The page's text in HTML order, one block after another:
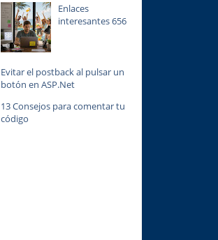
Enlaces
interesantes 656
Evitar el postback al pulsar un
botón en ASP.Net
13 Consejos para comentar tu
código